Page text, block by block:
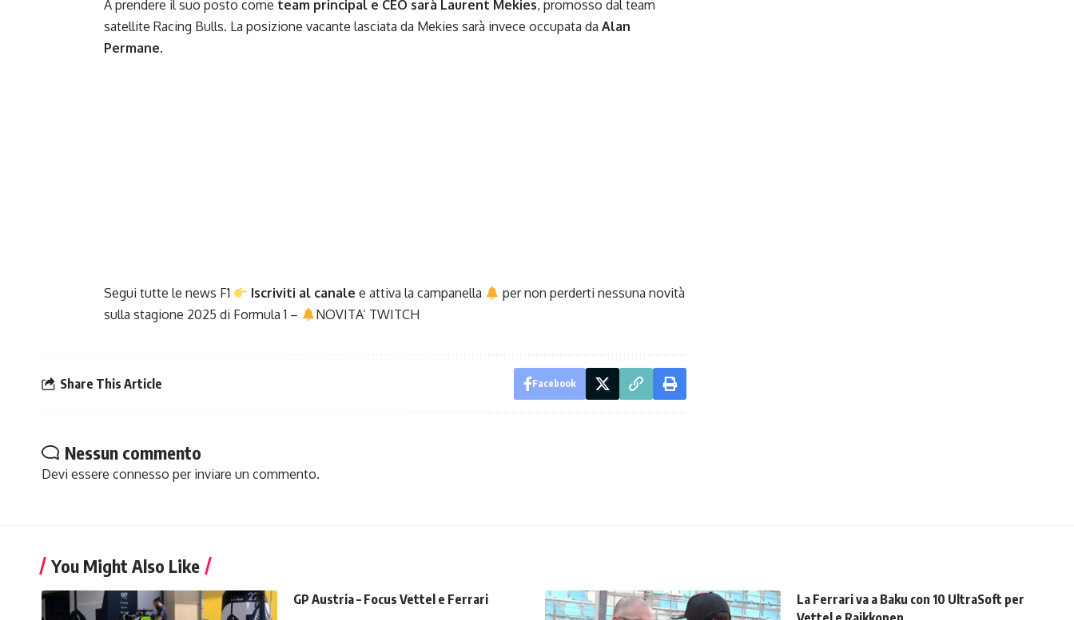
A prendere il suo posto come team principal e CEO sarà Laurent Mekies, promosso dal team
satellite Racing Bulls. La posizione vacante lasciata da Mekies sarà invece occupata da Alan
Permane.
Segui tutte le news F1 Iscriviti al canale e attiva la campanella
per non perderti nessuna novità
sulla stagione 2025 di Formula 1 – NOVITA’ TWITCH
Share This Article Facebook
Nessun commento
Devi essere connesso per inviare un commento.
You Might Also Like
GP Austria – Focus Vettel e Ferrari
La Ferrari va a Baku con 10 UltraSoft per